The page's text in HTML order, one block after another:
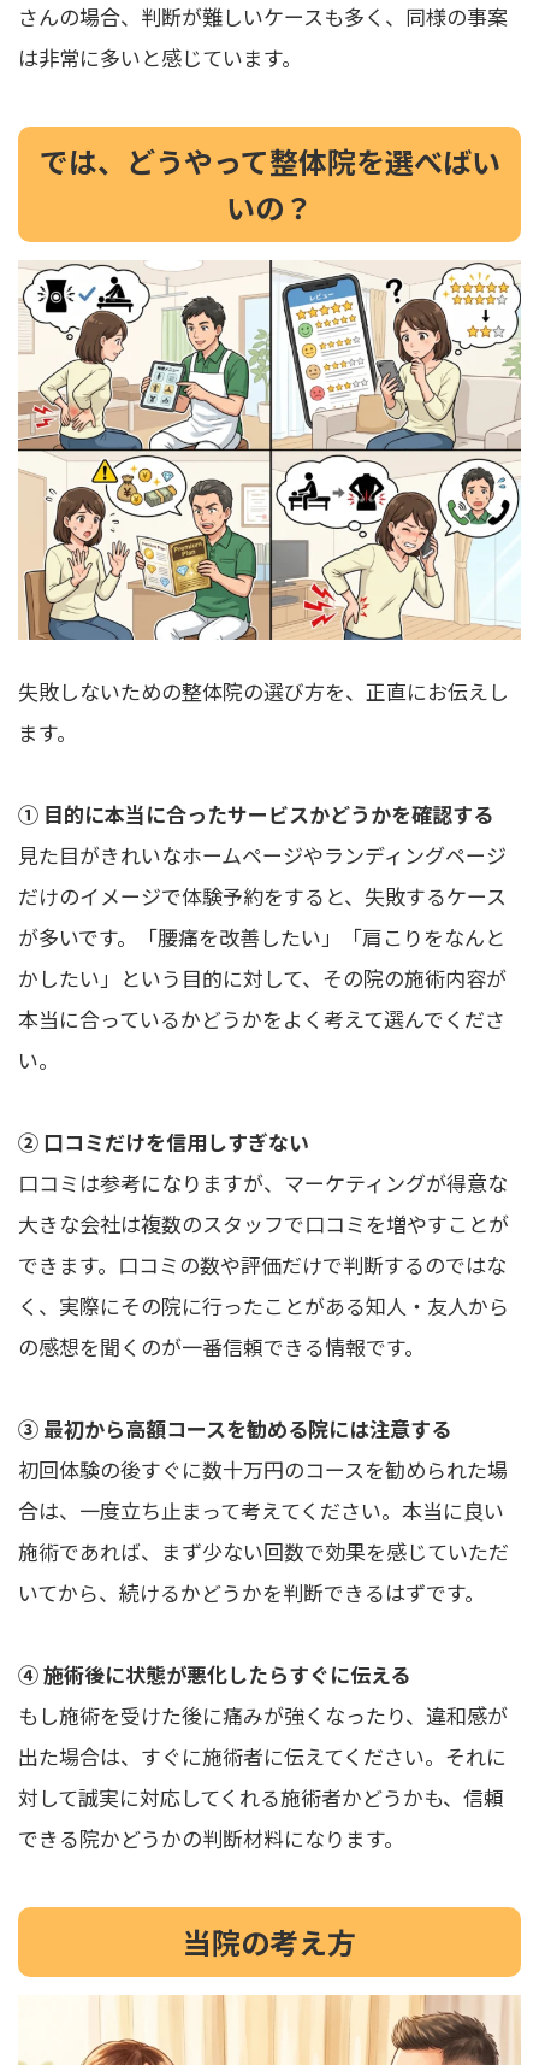
さんの場合、判断が難しいケースも多く、同様の事案
は非常に多いと感じています。
では、どうやって整体院を選べばい
いの？
失敗しないための整体院の選び方を、正直にお伝えし
ます。
① 目的に本当に合ったサービスかどうかを確認する
見た目がきれいなホームページやランディングページ
だけのイメージで体験予約をすると、失敗するケース
が多いです。「腰痛を改善したい」「肩こりをなんと
かしたい」という目的に対して、その院の施術内容が
本当に合っているかどうかをよく考えて選んでくださ
い。
② 口コミだけを信用しすぎない
口コミは参考になりますが、マーケティングが得意な
大きな会社は複数のスタッフで口コミを増やすことが
できます。口コミの数や評価だけで判断するのではな
く、実際にその院に行ったことがある知人・友人から
の感想を聞くのが一番信頼できる情報です。
③ 最初から高額コースを勧める院には注意する
初回体験の後すぐに数十万円のコースを勧められた場
合は、一度立ち止まって考えてください。本当に良い
施術であれば、まず少ない回数で効果を感じていただ
いてから、続けるかどうかを判断できるはずです。
④ 施術後に状態が悪化したらすぐに伝える
もし施術を受けた後に痛みが強くなったり、違和感が
出た場合は、すぐに施術者に伝えてください。それに
対して誠実に対応してくれる施術者かどうかも、信頼
できる院かどうかの判断材料になります。
当院の考え方